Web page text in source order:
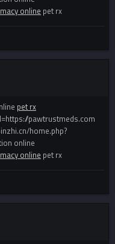
online pet rx
pet rx
pawtrustmeds.com
home.php?
online
online pet rx